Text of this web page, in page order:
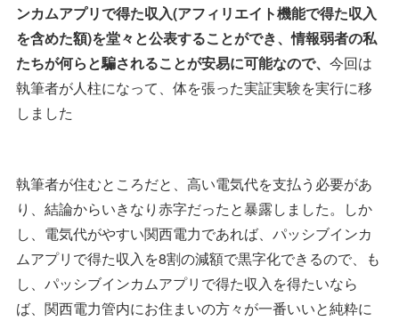
ンカムアプリで得た収入(アフィリエイト機能で得た収入
を含めた額)を堂々と公表することができ、情報弱者の私
たちが何らと騙されることが安易に可能なので、 今回は
執筆者が人柱になって、体を張った実証実験を実行に移
しました
執筆者が住むところだと、高い電気代を支払う必要があ
り、結論からいきなり赤字だったと暴露しました。しか
し、電気代がやすい関西電力であれば、パッシブインカ
ムアプリで得た収入を8割の減額で黒字化できるので、も
し、パッシブインカムアプリで得た収入を得たいなら
ば、関西電力管内にお住まいの方々が一番いいと純粋に